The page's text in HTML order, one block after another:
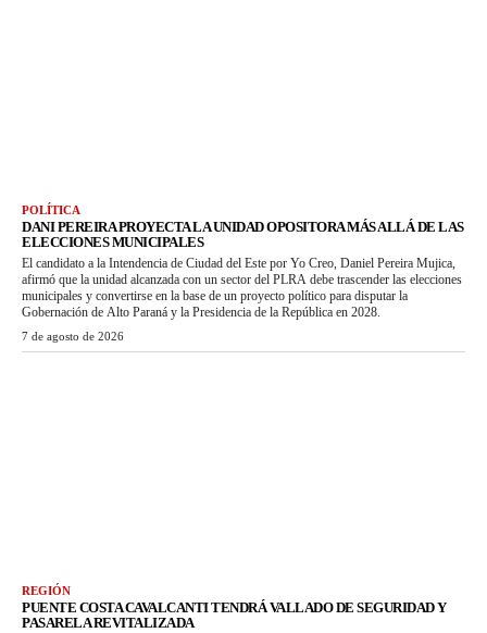
POLÍTICA
DANI PEREIRA PROYECTA LA UNIDAD OPOSITORA MÁS ALLÁ DE LAS
ELECCIONES MUNICIPALES
El candidato a la Intendencia de Ciudad del Este por Yo Creo, Daniel Pereira Mujica,
afirmó que la unidad alcanzada con un sector del PLRA debe trascender las elecciones
municipales y convertirse en la base de un proyecto político para disputar la
Gobernación de Alto Paraná y la Presidencia de la República en 2028.
7 de agosto de 2026
REGIÓN
PUENTE COSTA CAVALCANTI TENDRÁ VALLADO DE SEGURIDAD Y
PASARELA REVITALIZADA